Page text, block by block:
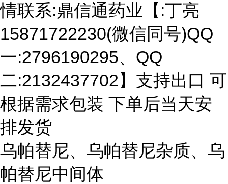
情联系:鼎信通药业【:丁亮
15871722230(微信同号)QQ
一:2796190295、QQ
二:2132437702】支持出口 可
根据需求包装 下单后当天安
排发货
乌帕替尼、乌帕替尼杂质、乌
帕替尼中间体